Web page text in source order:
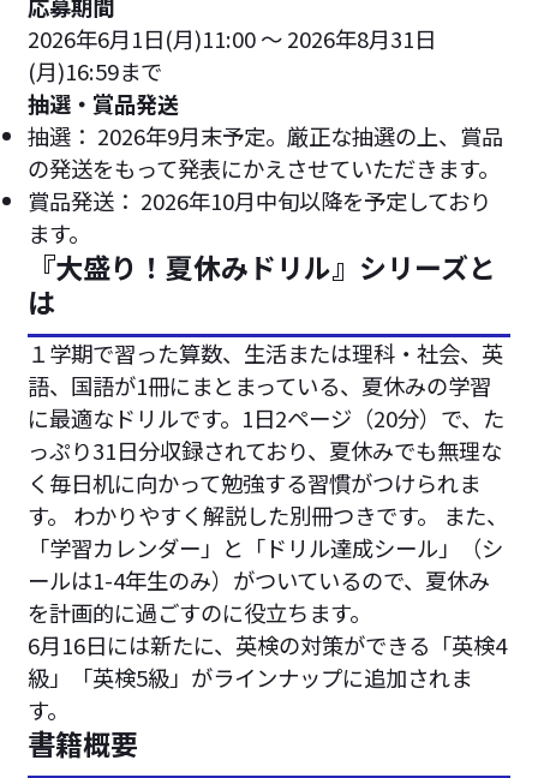
応募期間
2026年6月1日(月)11:00 ～ 2026年8月31日
(月)16:59まで
抽選・賞品発送
抽選： 2026年9月末予定。厳正な抽選の上、賞品
の発送をもって発表にかえさせていただきます。
賞品発送： 2026年10月中旬以降を予定しており
ます。
『大盛り！夏休みドリル』シリーズと
は
１学期で習った算数、生活または理科・社会、英
語、国語が1冊にまとまっている、夏休みの学習
に最適なドリルです。1日2ページ（20分）で、た
っぷり31日分収録されており、夏休みでも無理な
く毎日机に向かって勉強する習慣がつけられま
す。 わかりやすく解説した別冊つきです。 また、
「学習カレンダー」と「ドリル達成シール」（シ
ールは1-4年生のみ）がついているので、夏休み
を計画的に過ごすのに役立ちます。
6月16日には新たに、英検の対策ができる「英検4
級」「英検5級」がラインナップに追加されま
す。
書籍概要